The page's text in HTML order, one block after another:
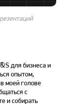
для бизнеса и
опытом,
моей голове
с
и собирать